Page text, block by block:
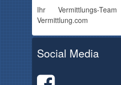
Ihr Vermittlungs-Team
Vermittlung.com
Social Media